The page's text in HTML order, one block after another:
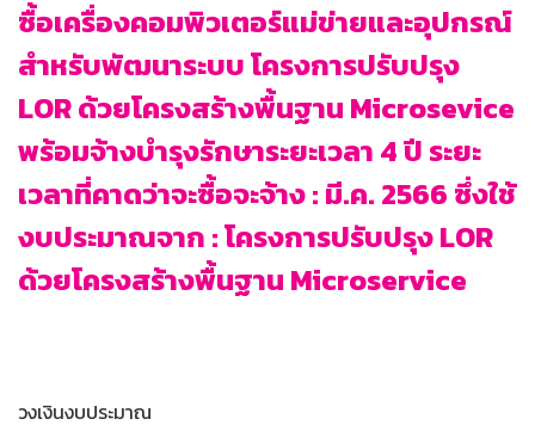
ซื้อเครื่องคอมพิวเตอร์แม่ข่ายและอุปกรณ์
สำหรับพัฒนาระบบ โครงการปรับปรุง
LOR ด้วยโครงสร้างพื้นฐาน Microsevice
พร้อมจ้างบำรุงรักษาระยะเวลา 4 ปี ระยะ
เวลาที่คาดว่าจะซื้อจะจ้าง : มี.ค. 2566 ซึ่งใช้
งบประมาณจาก : โครงการปรับปรุง LOR
ด้วยโครงสร้างพื้นฐาน Microservice
วงเงินงบประมาณ